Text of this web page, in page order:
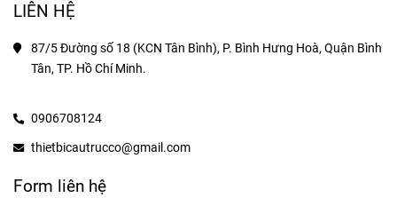
LIÊN HỆ
87/5 Đường số 18 (KCN Tân Bình), P. Bình Hưng Hoà, Quận Bình
Tân, TP. Hồ Chí Minh.
0906708124
thietbicautrucco@gmail.com
Form liên hệ